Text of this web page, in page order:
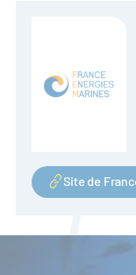
Site de